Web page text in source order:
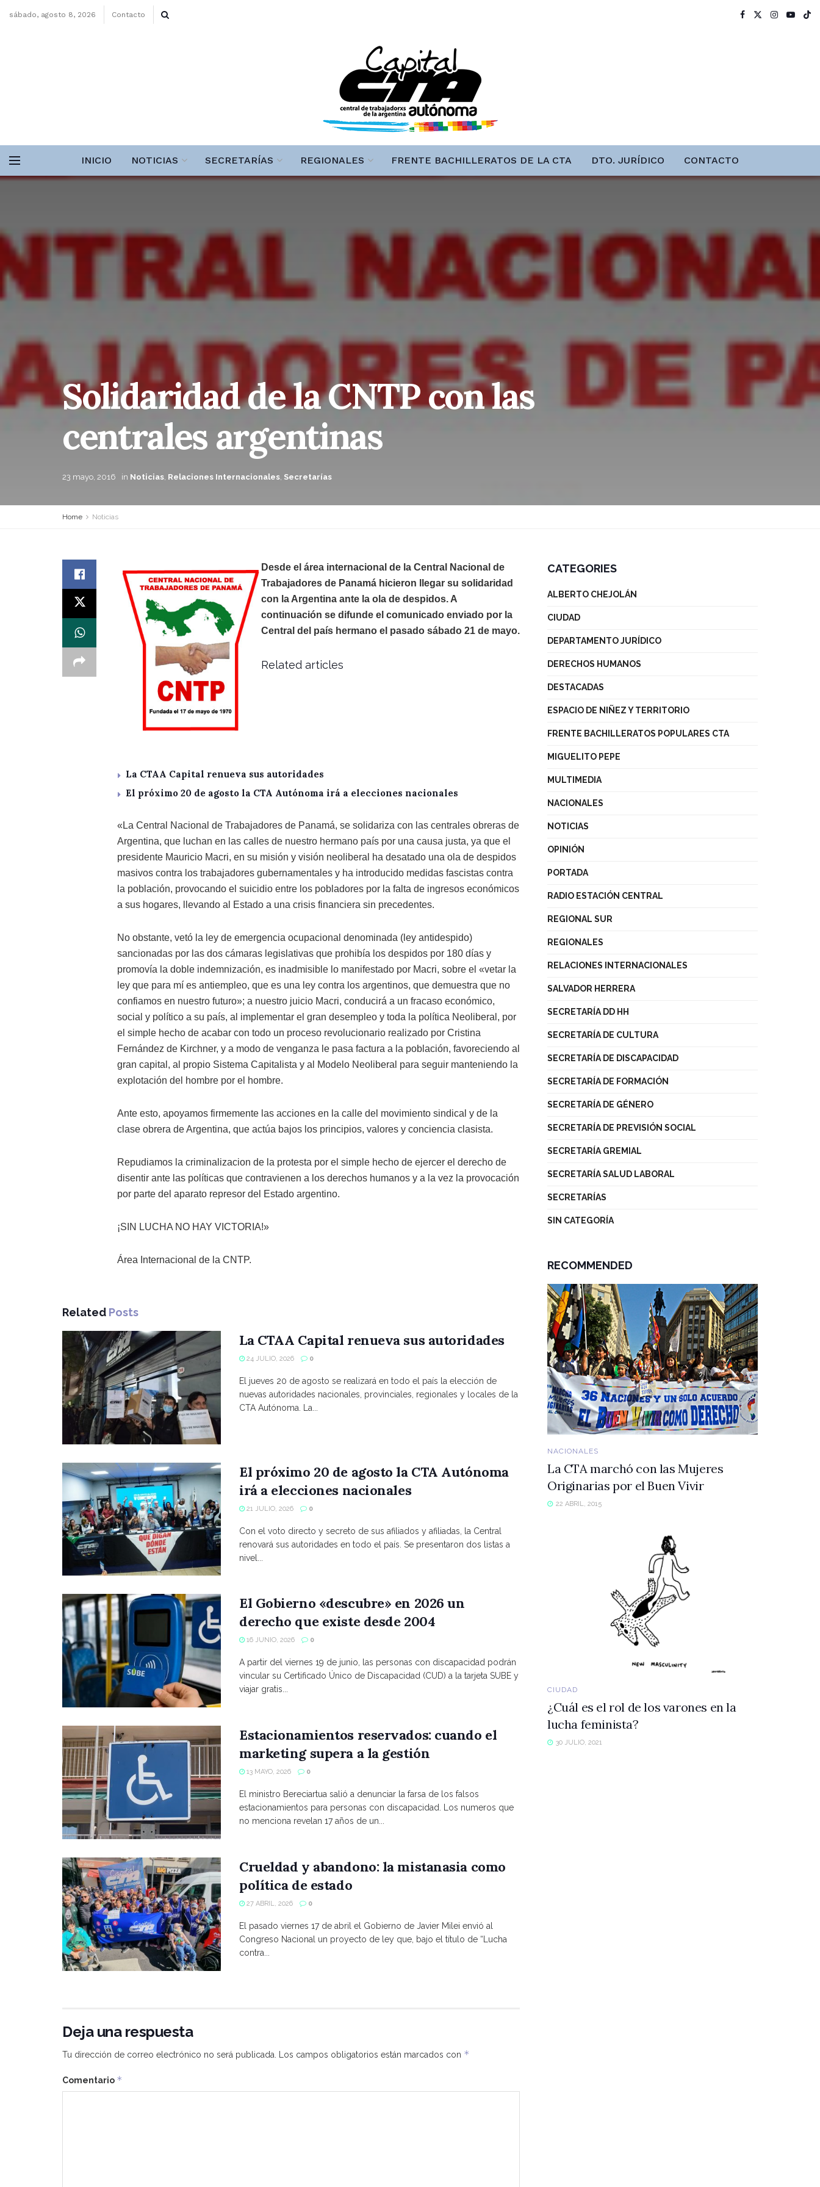
sábado, agosto 8, 2026 Contacto
INICIO NOTICIAS SECRETARÍAS REGIONALES FRENTE BACHILLERATOS DE LA CTA DTO. JURÍDICO CONTACTO
Solidaridad de la CNTP con las
centrales argentinas
23 mayo, 2016 in Noticias, Relaciones Internacionales, Secretarías
Home Noticias
Desde el área internacional de la Central Nacional de
Trabajadores de Panamá hicieron llegar su solidaridad
con la Argentina ante la ola de despidos. A
continuación se difunde el comunicado enviado por la
Central del país hermano el pasado sábado 21 de mayo.
Related articles
La CTAA Capital renueva sus autoridades
El próximo 20 de agosto la CTA Autónoma irá a elecciones nacionales
«La Central Nacional de Trabajadores de Panamá, se solidariza con las centrales obreras de
Argentina, que luchan en las calles de nuestro hermano país por una causa justa, ya que el
presidente Mauricio Macri, en su misión y visión neoliberal ha desatado una ola de despidos
masivos contra los trabajadores gubernamentales y ha introducido medidas fascistas contra
la población, provocando el suicidio entre los pobladores por la falta de ingresos económicos
a sus hogares, llevando al Estado a una crisis financiera sin precedentes.
No obstante, vetó la ley de emergencia ocupacional denominada (ley antidespido)
sancionadas por las dos cámaras legislativas que prohibía los despidos por 180 días y
promovía la doble indemnización, es inadmisible lo manifestado por Macri, sobre el «vetar la
ley que para mí es antiempleo, que es una ley contra los argentinos, que demuestra que no
confiamos en nuestro futuro»; a nuestro juicio Macri, conducirá a un fracaso económico,
social y político a su país, al implementar el gran desempleo y toda la política Neoliberal, por
el simple hecho de acabar con todo un proceso revolucionario realizado por Cristina
Fernández de Kirchner, y a modo de venganza le pasa factura a la población, favoreciendo al
gran capital, al propio Sistema Capitalista y al Modelo Neoliberal para seguir manteniendo la
explotación del hombre por el hombre.
Ante esto, apoyamos firmemente las acciones en la calle del movimiento sindical y de la
clase obrera de Argentina, que actúa bajos los principios, valores y conciencia clasista.
Repudiamos la criminalizacion de la protesta por el simple hecho de ejercer el derecho de
disentir ante las políticas que contravienen a los derechos humanos y a la vez la provocación
por parte del aparato represor del Estado argentino.
¡SIN LUCHA NO HAY VICTORIA!»
Área Internacional de la CNTP.
Related Posts
La CTAA Capital renueva sus autoridades
24 JULIO, 2026 0
El jueves 20 de agosto se realizará en todo el país la elección de
nuevas autoridades nacionales, provinciales, regionales y locales de la
CTA Autónoma. La...
El próximo 20 de agosto la CTA Autónoma
irá a elecciones nacionales
21 JULIO, 2026 0
Con el voto directo y secreto de sus afiliados y afiliadas, la Central
renovará sus autoridades en todo el país. Se presentaron dos listas a
nivel...
El Gobierno «descubre» en 2026 un
derecho que existe desde 2004
16 JUNIO, 2026 0
A partir del viernes 19 de junio, las personas con discapacidad podrán
vincular su Certificado Único de Discapacidad (CUD) a la tarjeta SUBE y
viajar gratis...
Estacionamientos reservados: cuando el
marketing supera a la gestión
13 MAYO, 2026 0
El ministro Bereciartua salió a denunciar la farsa de los falsos
estacionamientos para personas con discapacidad. Los numeros que
no menciona revelan 17 años de un...
Crueldad y abandono: la mistanasia como
política de estado
27 ABRIL, 2026 0
El pasado viernes 17 de abril el Gobierno de Javier Milei envió al
Congreso Nacional un proyecto de ley que, bajo el título de “Lucha
contra...
Deja una respuesta
Tu dirección de correo electrónico no será publicada. Los campos obligatorios están marcados con *
Comentario *
CATEGORIES
ALBERTO CHEJOLÁN
CIUDAD
DEPARTAMENTO JURÍDICO
DERECHOS HUMANOS
DESTACADAS
ESPACIO DE NIÑEZ Y TERRITORIO
FRENTE BACHILLERATOS POPULARES CTA
MIGUELITO PEPE
MULTIMEDIA
NACIONALES
NOTICIAS
OPINIÓN
PORTADA
RADIO ESTACIÓN CENTRAL
REGIONAL SUR
REGIONALES
RELACIONES INTERNACIONALES
SALVADOR HERRERA
SECRETARÍA DD HH
SECRETARÍA DE CULTURA
SECRETARÍA DE DISCAPACIDAD
SECRETARÍA DE FORMACIÓN
SECRETARÍA DE GÉNERO
SECRETARÍA DE PREVISIÓN SOCIAL
SECRETARÍA GREMIAL
SECRETARÍA SALUD LABORAL
SECRETARÍAS
SIN CATEGORÍA
RECOMMENDED
NACIONALES
La CTA marchó con las Mujeres
Originarias por el Buen Vivir
22 ABRIL, 2015
CIUDAD
¿Cuál es el rol de los varones en la
lucha feminista?
30 JULIO, 2021